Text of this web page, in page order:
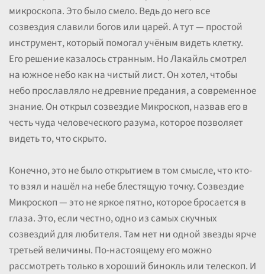
микроскопа. Это было смело. Ведь до него все
созвездия славили богов или царей. А тут — простой
инструмент, который помогал учёным видеть клетку.
Его решение казалось странным. Но Лакайль смотрел
на южное небо как на чистый лист. Он хотел, чтобы
небо прославляло не древние предания, а современное
знание. Он открыл созвездие Микроскоп, назвав его в
честь чуда человеческого разума, которое позволяет
видеть то, что скрыто.
Конечно, это не было открытием в том смысле, что кто-
то взял и нашёл на небе блестящую точку. Созвездие
Микроскоп — это не яркое пятно, которое бросается в
глаза. Это, если честно, одно из самых скучных
созвездий для любителя. Там нет ни одной звезды ярче
третьей величины. По-настоящему его можно
рассмотреть только в хороший бинокль или телескоп. И